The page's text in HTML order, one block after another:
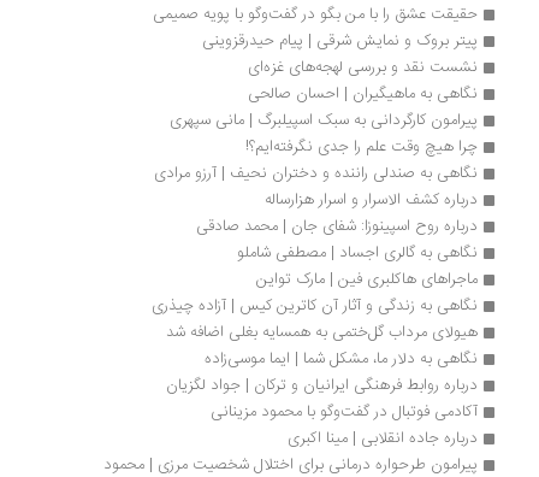
حقیقت عشق را با من بگو در گفت‌وگو با پویه‌ صمیمی
پیتر بروک و نمایش شرقی | پیام حیدرقزوینی
نشست نقد و بررسی لهجه‌های غزه‌ای
نگاهی به ماهیگیران | احسان صالحی
پیرامون کارگردانی به سبک اسپیلبرگ | مانی سپهری
چرا هیچ وقت علم را جدی نگرفته‌ایم؟!
نگاهی به صندلی راننده و دختران نحیف | آرزو مرادی
درباره کشف‌‎ الاسرار و اسرار هزارساله
درباره روح اسپینوزا: شفای جان | محمد صادقی
نگاهی به گالری اجساد | مصطفی شاملو
ماجراهای هاکلبری فین | مارک تواین
نگاهی به زندگی و آثار آن کاترین کیس | آزاده چیذری
هیولای مرداب گل‌ختمی به همسایه بغلی اضافه شد
نگاهی به دلار ما، مشکل شما | ایما موسی‌زاده
درباره روابط فرهنگی ایرانیان و ترکان | جواد لگزیان
آکادمی فوتبال در گفت‌وگو با محمود مزینانی
درباره جاده انقلابی | مینا اکبری